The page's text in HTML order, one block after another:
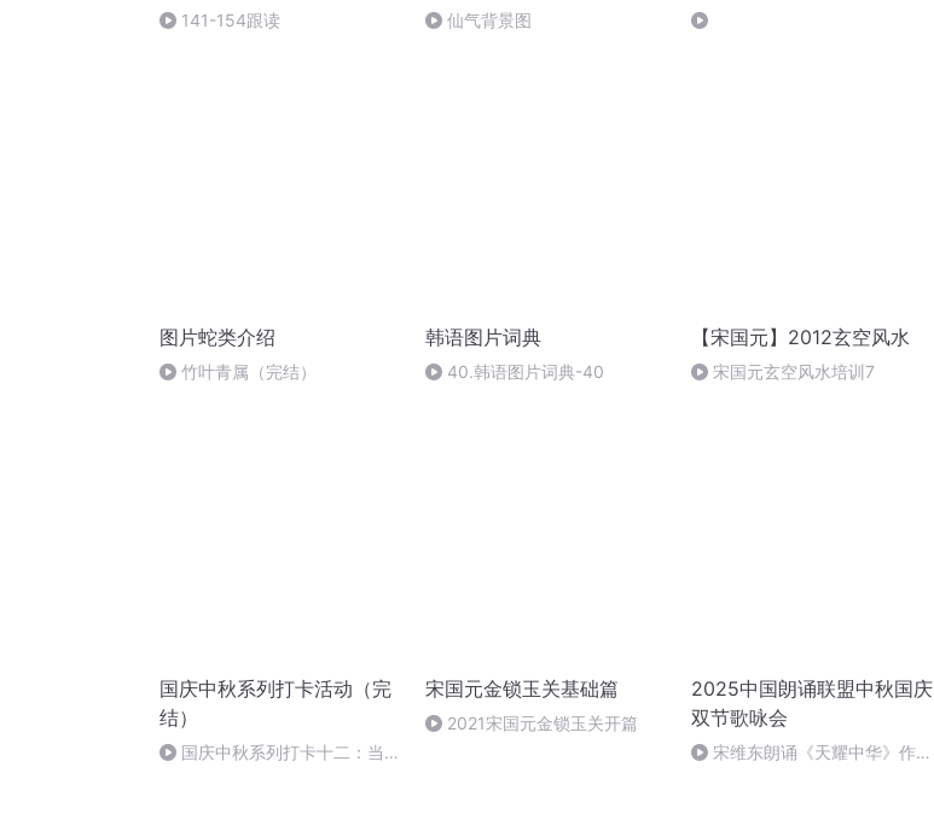
141-154跟读 仙气背景图
图片蛇类介绍
竹叶青属（完结）
韩语图片词典
40.韩语图片词典-40
【宋国元】2012玄空风水
宋国元玄空风水培训7
国庆中秋系列打卡活动（完
结）
国庆中秋系列打卡十二：当阳
宋国元金锁玉关基础篇
2021宋国元金锁玉关开篇
2025中国朗诵联盟中秋国庆
双节歌咏会
宋维东朗诵《天耀中华》作